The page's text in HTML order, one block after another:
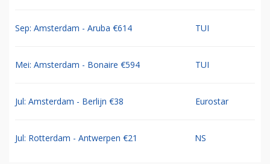
Sep: Amsterdam - Aruba €614 TUI
Mei: Amsterdam - Bonaire €594 TUI
Jul: Amsterdam - Berlijn €38 Eurostar
Jul: Rotterdam - Antwerpen €21 NS